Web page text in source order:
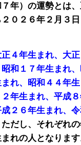
年）の運勢とは
０２６年２月３
正４年生まれ、大正
和１７年生まれ
れ、昭和４４年
年生まれ、平成
２６年生まれ、
だし、それぞれ
れの人となります